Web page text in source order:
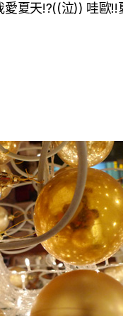
夏天!?((泣)) 哇歐